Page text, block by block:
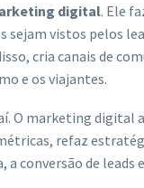
digital. Ele
sejam vistos pelos
cria canais de
e os viajantes.
O marketing digital
refaz
a conversão de leads